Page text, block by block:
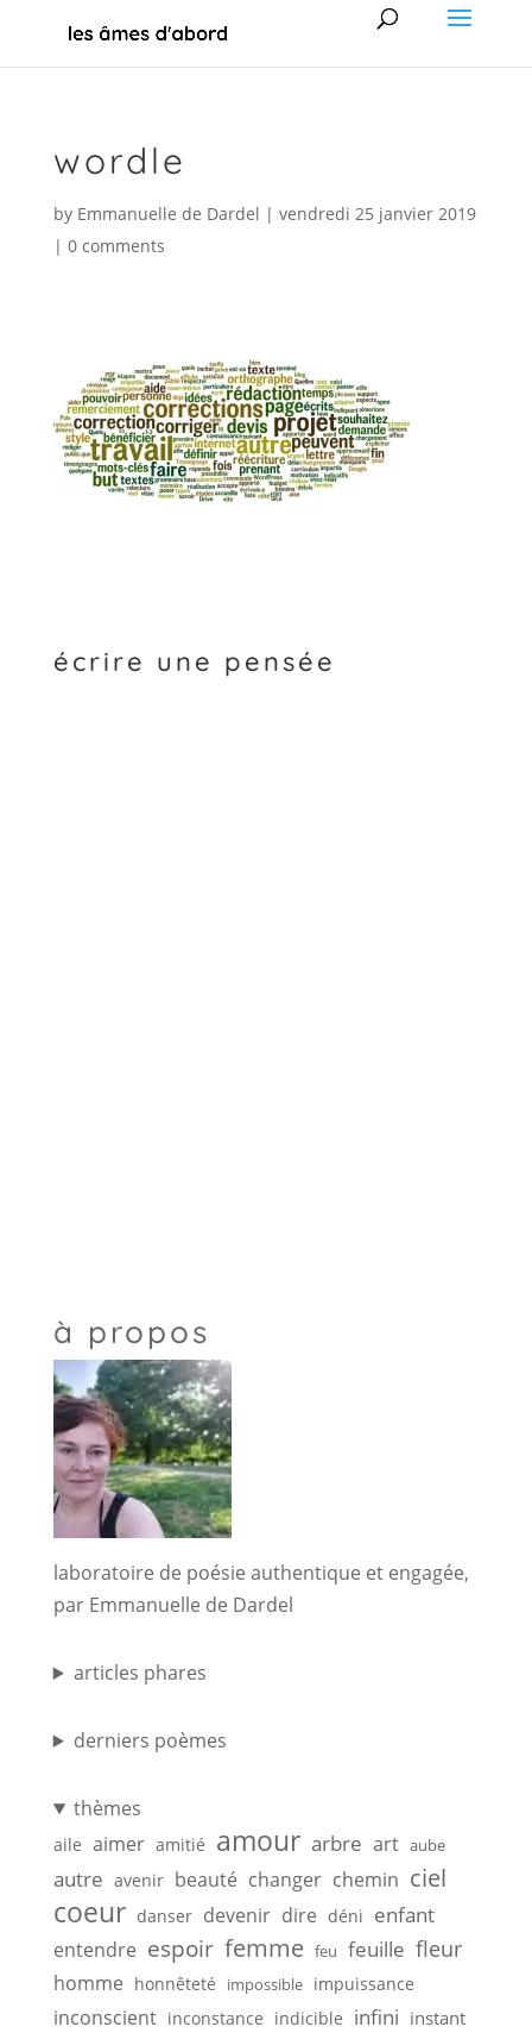
wordle
by Emmanuelle de Dardel | vendredi 25 janvier 2019
| 0 comments
écrire une pensée
à propos
laboratoire de poésie authentique et engagée,
par Emmanuelle de Dardel
articles phares
derniers poèmes
thèmes
aile aimer amitié amour arbre art aube
autre avenir beauté changer chemin ciel
coeur danser devenir dire déni enfant
entendre espoir femme feu feuille fleur
homme honnêteté impossible impuissance
inconscient inconstance indicible infini instant